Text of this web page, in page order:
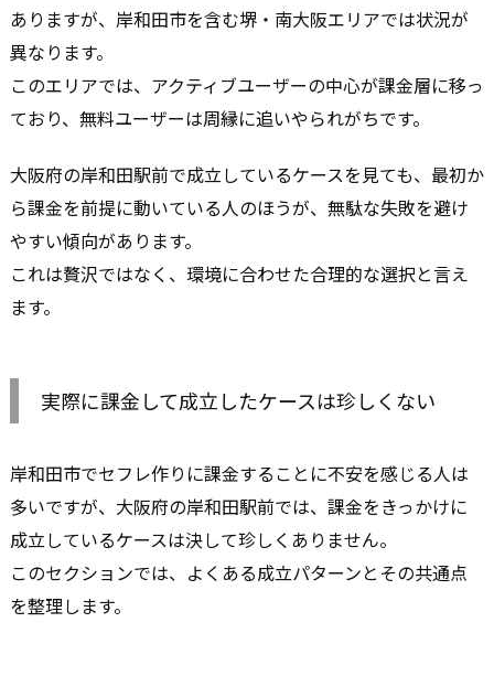
ありますが、岸和田市を含む堺・南大阪エリアでは状況が
異なります。
このエリアでは、アクティブユーザーの中心が課金層に移っ
ており、無料ユーザーは周縁に追いやられがちです。
大阪府の岸和田駅前で成立しているケースを見ても、最初か
ら課金を前提に動いている人のほうが、無駄な失敗を避け
やすい傾向があります。
これは贅沢ではなく、環境に合わせた合理的な選択と言え
ます。
実際に課金して成立したケースは珍しくない
岸和田市でセフレ作りに課金することに不安を感じる人は
多いですが、大阪府の岸和田駅前では、課金をきっかけに
成立しているケースは決して珍しくありません。
このセクションでは、よくある成立パターンとその共通点
を整理します。